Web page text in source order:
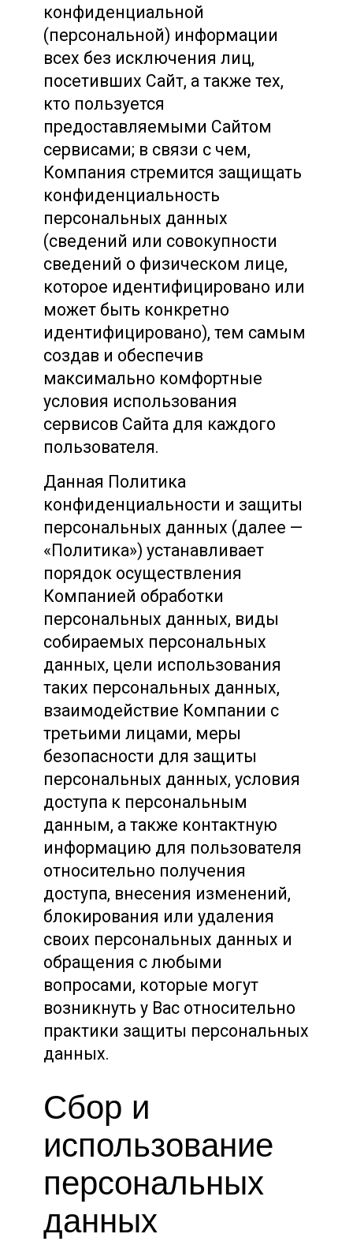
конфиденциальной
(персональной) информации
всех без исключения лиц,
посетивших Сайт, а также тех,
кто пользуется
предоставляемыми Сайтом
сервисами; в связи с чем,
Компания стремится защищать
конфиденциальность
персональных данных
(сведений или совокупности
сведений о физическом лице,
которое идентифицировано или
может быть конкретно
идентифицировано), тем самым
создав и обеспечив
максимально комфортные
условия использования
сервисов Сайта для каждого
пользователя.
Данная Политика
конфиденциальности и защиты
персональных данных (далее —
«Политика») устанавливает
порядок осуществления
Компанией обработки
персональных данных, виды
собираемых персональных
данных, цели использования
таких персональных данных,
взаимодействие Компании с
третьими лицами, меры
безопасности для защиты
персональных данных, условия
доступа к персональным
данным, а также контактную
информацию для пользователя
относительно получения
доступа, внесения изменений,
блокирования или удаления
своих персональных данных и
обращения с любыми
вопросами, которые могут
возникнуть у Вас относительно
практики защиты персональных
данных.
Сбор и
использование
персональных
данных